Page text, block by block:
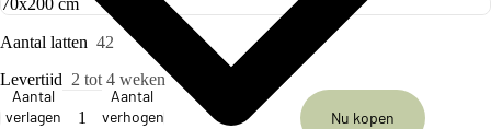
ll
e
Aantal latten 42
Levertijd 2 tot 4 weken
Aantal
verlagen
Aantal
verhogen
Nu kopen